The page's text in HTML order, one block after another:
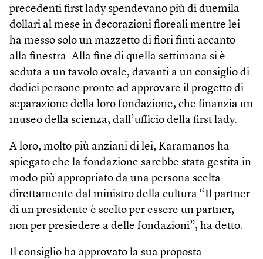
precedenti first lady spendevano più di duemila
dollari al mese in decorazioni floreali mentre lei
ha messo solo un mazzetto di fiori finti accanto
alla finestra. Alla fine di quella settimana si è
seduta a un tavolo ovale, davanti a un consiglio di
dodici persone pronte ad approvare il progetto di
separazione della loro fondazione, che finanzia un
museo della scienza, dall’ufficio della first lady.
A loro, molto più anziani di lei, Karamanos ha
spiegato che la fondazione sarebbe stata gestita in
modo più appropriato da una persona scelta
direttamente dal ministro della cultura.“Il partner
di un presidente è scelto per essere un partner,
non per presiedere a delle fondazioni”, ha detto.
Il consiglio ha approvato la sua proposta